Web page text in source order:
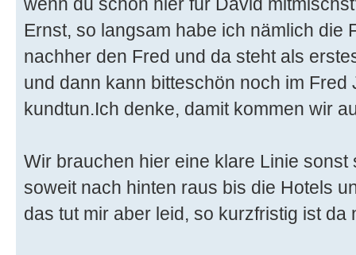
Ernst, so langsam habe ich nämlich die
nachher den Fred und da steht als
und dann kann bitteschön noch im
kundtun.Ich denke, damit kommen wir
Wir brauchen hier eine klare Linie sonst
soweit nach hinten raus bis die Hotels
das tut mir aber leid, so kurzfristig ist da